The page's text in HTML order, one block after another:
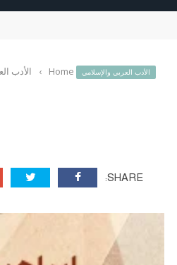
الأدب العربي والإسلامي Home
› الأدب
SHARE: